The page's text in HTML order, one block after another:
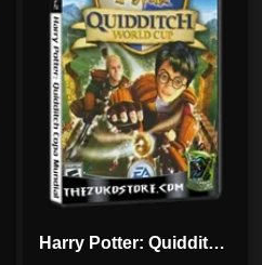
Harry Potter: Quidditch Copa Mundial